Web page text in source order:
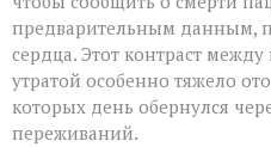
предварительным данным,
сердца. Этот контраст
утратой особенно тяжело
которых день обернулся
переживаний.